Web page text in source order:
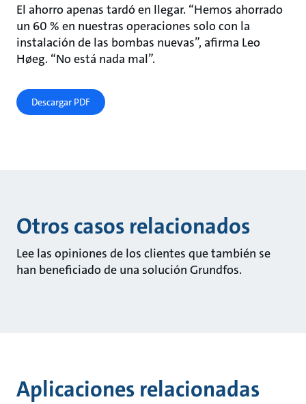
El ahorro apenas tardó en llegar. “Hemos ahorrado
un 60 % en nuestras operaciones solo con la
instalación de las bombas nuevas”, afirma Leo
Høeg. “No está nada mal”.
Descargar PDF
Otros casos relacionados
Lee las opiniones de los clientes que también se
han beneficiado de una solución Grundfos.
Aplicaciones relacionadas